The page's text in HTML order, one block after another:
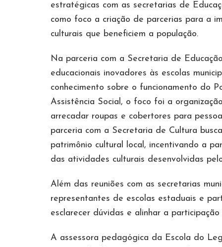
estratégicas com as secretarias de
como foco a criação de parcerias para a
culturais que beneficiem a população.
Na parceria com a Secretaria de
educacionais inovadores às escolas
conhecimento sobre o funcionamento do
Assistência Social, o foco foi a
arrecadar roupas e cobertores para
parceria com a Secretaria de Cultura
patrimônio cultural local, incentivando a
das atividades culturais desenvolvidas
Além das reuniões com as secretarias
representantes de escolas estaduais e
esclarecer dúvidas e alinhar a
A assessora pedagógica da Escola do